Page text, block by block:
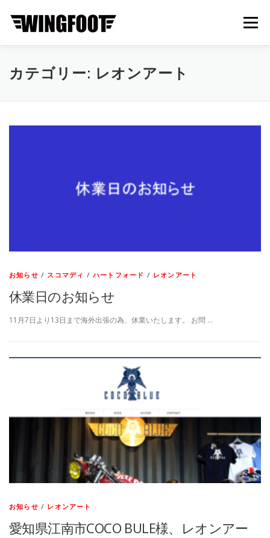
メニュー
ABOUT BRAND NEWS CONTACT
カテゴリー: レオンアート
お知らせ /スコマディ /ハートフォード / レオンアート
休業日のお知らせ
11月7日より13日まで海外出張の為、休業いたします。 お問 …
お知らせ / レオンアート
愛知県江南市COCO BULE様、レオンアー